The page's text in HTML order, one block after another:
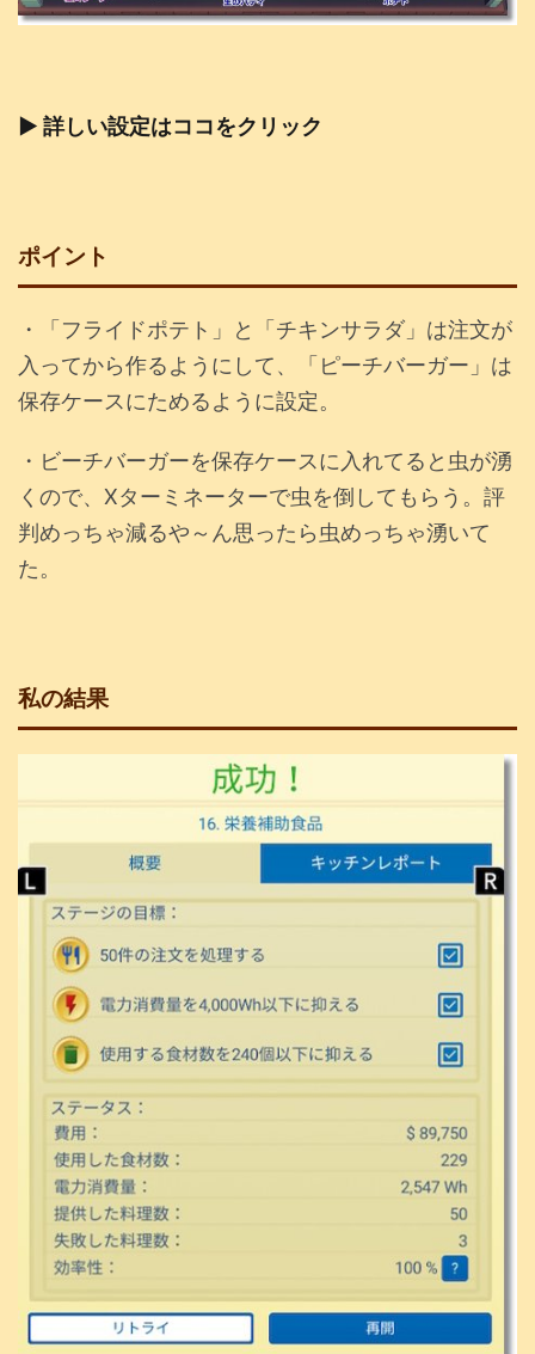
▶ 詳しい設定はココをクリック
ポイント
・「フライドポテト」と「チキンサラダ」は注文が
入ってから作るようにして、「ピーチバーガー」は
保存ケースにためるように設定。
・ビーチバーガーを保存ケースに入れてると虫が湧
くので、Xターミネーターで虫を倒してもらう。評
判めっちゃ減るや～ん思ったら虫めっちゃ湧いて
た。
私の結果